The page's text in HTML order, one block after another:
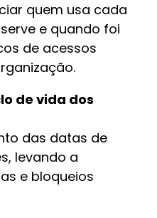
quem usa cada
e quando foi
de acessos
de vida dos
das datas de
levando a
e bloqueios